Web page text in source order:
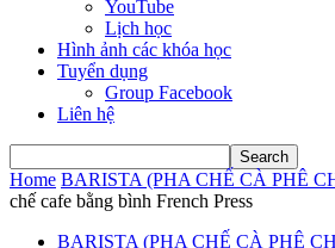
YouTube
Lịch học
Hình ảnh các khóa học
Tuyển dụng
Group Facebook
Liên hệ
Home BARISTA (PHA CHẾ CÀ PHÊ
chế cafe bằng bình French Press
BARISTA (PHA CHẾ CÀ PHÊ